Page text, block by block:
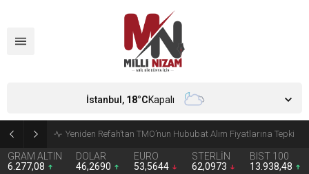
CHP’de Günaydın ve Başarır’ın grup başkanvekilliği düştü
GRAM ALTIN
6.277,08
DOLAR
46,2690
EURO
53,5644
STERLİN
62,0973
BIST 100
13.938,48
İstanbul, 18°CKapalı